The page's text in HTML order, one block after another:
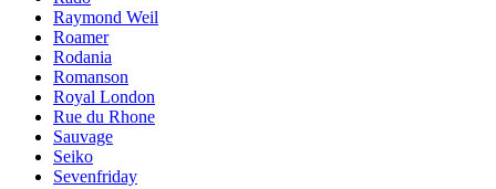
Raymond Weil
Roamer
Rodania
Romanson
Royal London
Rue du Rhone
Sauvage
Seiko
Sevenfriday